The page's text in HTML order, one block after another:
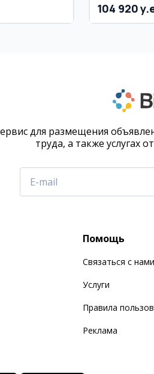
104 920
для размещения
труда, а также услугах
Помощь
Связаться с нами
Услуги
Правила
Реклама